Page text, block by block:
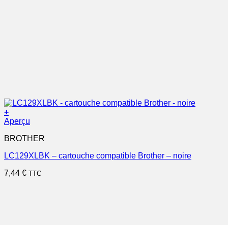
+
Aperçu
BROTHER
LC129XLBK – cartouche compatible Brother – noire
7,44 € TTC